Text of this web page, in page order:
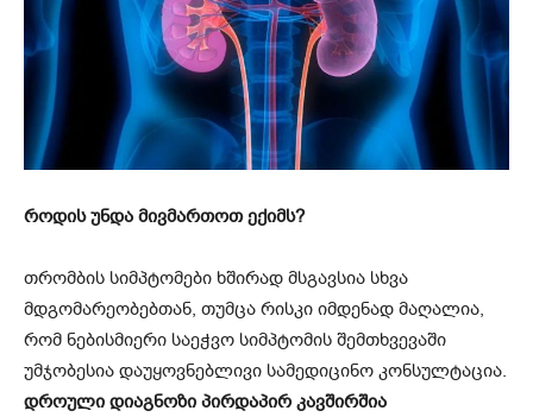
როდის უნდა მივმართოთ ექიმს?
თრომბის სიმპტომები ხშირად მსგავსია სხვა
მდგომარეობებთან, თუმცა რისკი იმდენად მაღალია,
რომ ნებისმიერი საეჭვო სიმპტომის შემთხვევაში
უმჯობესია დაუყოვნებლივი სამედიცინო კონსულტაცია.
დროული დიაგნოზი პირდაპირ კავშირშია